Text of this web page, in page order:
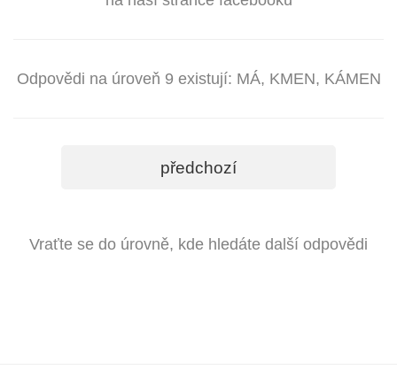
Odpovědi na úroveň 9 existují: MÁ, KMEN, KÁMEN
předchozí
Vraťte se do úrovně, kde hledáte další odpovědi